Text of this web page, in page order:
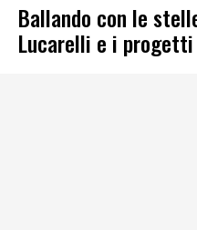
Ballando con le
Lucarelli e i progetti